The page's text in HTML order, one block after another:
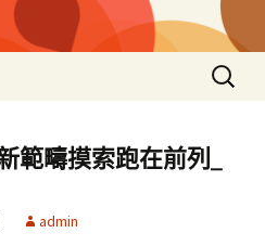
搜
尋
鍵
字:
範疇摸索跑在前列_
admin